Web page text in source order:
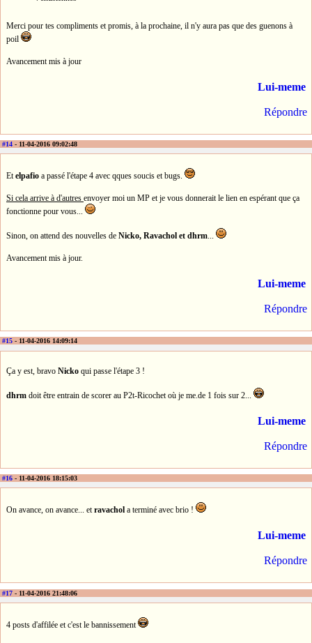
Merci pour tes compliments et promis, à la prochaine, il n'y aura pas que des guenons à
poil
Avancement mis à jour
Lui-meme
Répondre
#14 - 11-04-2016 09:02:48
Etelpafio a passé l'étape 4 avec qques soucis et bugs.
Si cela arrive à d'autres envoyer moi un MP et je vous donnerait le lien en espérant que ça
fonctionne pour vous...
Sinon, on attend des nouvelles de Nicko, Ravachol et dhrm...
Avancement mis à jour.
Lui-meme
Répondre
#15 - 11-04-2016 14:09:14
Ça y est, bravo Nicko qui passe l'étape 3 !
dhrm doit être entrain de scorer au P2t-Ricochet où je me.de 1 fois sur 2...
Lui-meme
Répondre
#16 - 11-04-2016 18:15:03
On avance, on avance... etravachol a terminé avec brio !
Lui-meme
Répondre
#17 - 11-04-2016 21:48:06
4 posts d'affilée et c'est le bannissement